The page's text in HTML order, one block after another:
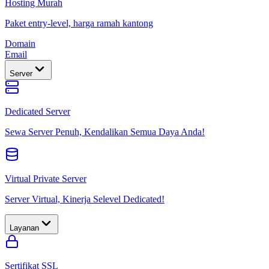
Hosting Murah
Paket entry-level, harga ramah kantong
Domain
Email
Server
Dedicated Server
Sewa Server Penuh, Kendalikan Semua Daya Anda!
Virtual Private Server
Server Virtual, Kinerja Selevel Dedicated!
Layanan
Sertifikat SSL